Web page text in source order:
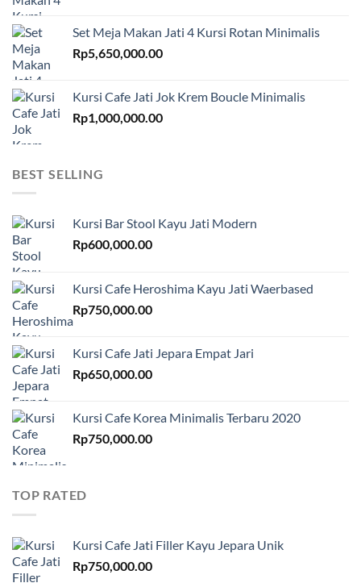
Set Meja Makan Jati 4 Kursi Rotan Minimalis
Rp5,650,000.00
Kursi Cafe Jati Jok Krem Boucle Minimalis
Rp1,000,000.00
BEST SELLING
Kursi Bar Stool Kayu Jati Modern
Rp600,000.00
Kursi Cafe Heroshima Kayu Jati Waerbased
Rp750,000.00
Kursi Cafe Jati Jepara Empat Jari
Rp650,000.00
Kursi Cafe Korea Minimalis Terbaru 2020
Rp750,000.00
TOP RATED
Kursi Cafe Jati Filler Kayu Jepara Unik
Rp750,000.00